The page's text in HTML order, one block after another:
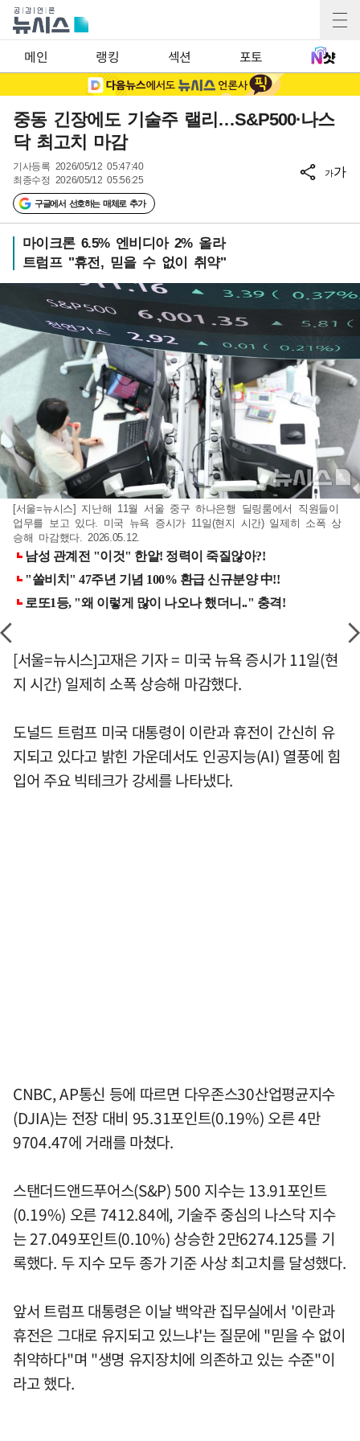
메인 랭킹 섹션 포토
중동 긴장에도 기술주 랠리…S&P500·나스
닥 최고치 마감
기사등록 2026/05/12 05:47:40
최종수정 2026/05/12 05:56:25
구글에서 선호하는 매체로 추가
가가
마이크론 6.5% 엔비디아 2% 올라
트럼프 "휴전, 믿을 수 없이 취약"
[서울=뉴시스] 지난해 11월 서울 중구 하나은행 딜링룸에서 직원들이
업무를 보고 있다. 미국 뉴욕 증시가 11일(현지 시간) 일제히 소폭 상
승해 마감했다. 2026.05.12.
[서울=뉴시스]고재은 기자 = 미국 뉴욕 증시가 11일(현
지 시간) 일제히 소폭 상승해 마감했다.
도널드 트럼프 미국 대통령이 이란과 휴전이 간신히 유
지되고 있다고 밝힌 가운데서도 인공지능(AI) 열풍에 힘
입어 주요 빅테크가 강세를 나타냈다.
CNBC, AP통신 등에 따르면 다우존스30산업평균지수
(DJIA)는 전장 대비 95.31포인트(0.19%) 오른 4만
9704.47에 거래를 마쳤다.
스탠더드앤드푸어스(S&P) 500 지수는 13.91포인트
(0.19%) 오른 7412.84에, 기술주 중심의 나스닥 지수
는 27.049포인트(0.10%) 상승한 2만6274.125를 기
록했다. 두 지수 모두 종가 기준 사상 최고치를 달성했다.
앞서 트럼프 대통령은 이날 백악관 집무실에서 '이란과
휴전은 그대로 유지되고 있느냐'는 질문에 "믿을 수 없이
취약하다"며 "생명 유지장치에 의존하고 있는 수준"이
라고 했다.